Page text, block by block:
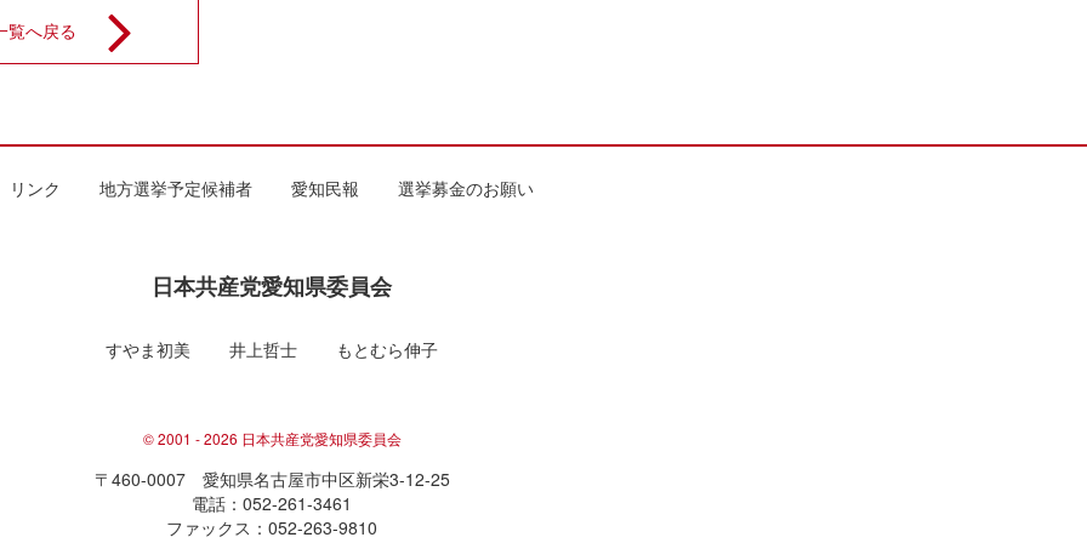
覧へ戻る
リンク 地方選挙予定候補者 愛知民報 選挙募金のお願い
日本共産党愛知県委員会
すやま初美 井上哲士 もとむら伸子
© 2001 - 2026 日本共産党愛知県委員会
〒460-0007 愛知県名古屋市中区新栄3-12-25
電話：052-261-3461
ファックス：052-263-9810